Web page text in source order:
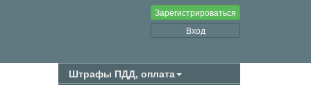
Зарегистрироваться
Вход
Штрафы ПДД, оплата